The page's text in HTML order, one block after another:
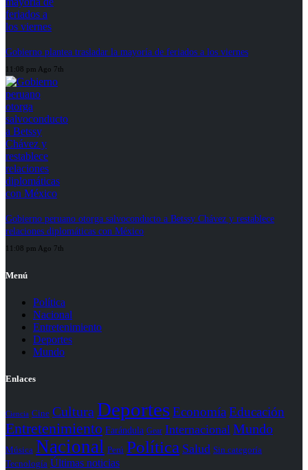
Gobierno plantea trasladar la mayoría de feriados a los viernes
11:08 pm Ago 7th
Gobierno peruano otorga salvoconducto a Betssy Chávez y restablece
relaciones diplomáticas con México
11:08 pm Ago 7th
Menú
Política
Nacional
Entretenimiento
Deportes
Mundo
Enlaces
Ciencia Cine Cultura DeportesEconomía Educación
Entretenimiento Farándula Gear Internacional Mundo
Música Nacional Perú Política Salud Sin categoría
Tecnología Últimas noticias